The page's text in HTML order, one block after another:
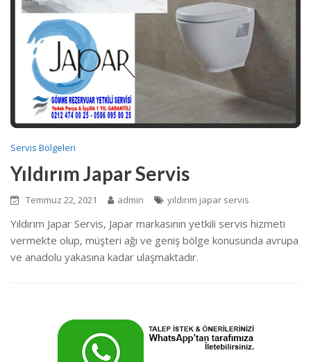
Servis Bölgeleri
Yıldırım Japar Servis
Temmuz 22, 2021 admin yıldırım japar servis
Yıldırım Japar Servis, Japar markasının yetkili servis hizmeti
vermekte olup, müşteri ağı ve geniş bölge konusunda avrupa
ve anadolu yakasına kadar ulaşmaktadır.